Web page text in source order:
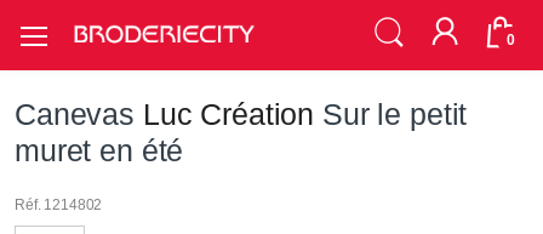
0
Canevas Luc Création Sur le petit
muret en été
Réf. 1214802